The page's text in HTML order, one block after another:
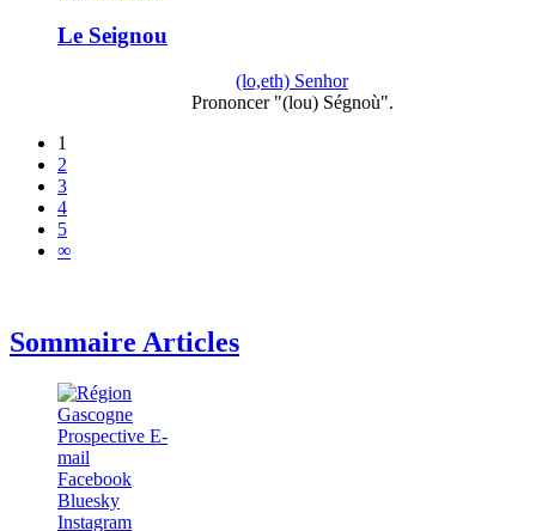
Le Seignou
(lo,eth) Senhor
Prononcer "(lou) Ségnoù".
1
2
3
4
5
∞
Sommaire Articles